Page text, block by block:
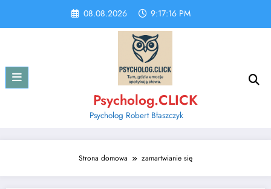
content
08.08.2026 9:17:17 PM
Psycholog.CLICK
Psycholog Robert Błaszczyk
Strona domowa zamartwianie się